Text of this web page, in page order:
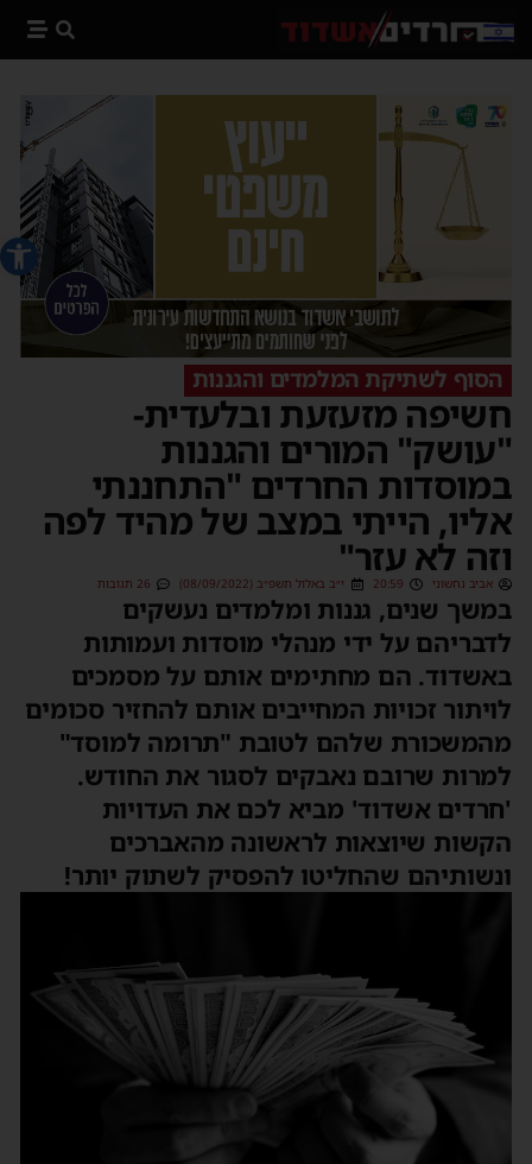
פתח
הסוף לשתיקת המלמדים והגננות
חשיפה מזעזעת ובלעדית-
"עושק" המורים והגננות
במוסדות החרדים "התחננתי
אליו, הייתי במצב של מהיד לפה
וזה לא עזר"
אביב נחשוני 20:59 י״ב באלול תשפ״ב (08/09/2022) 26 תגובות
במשך שנים, גננות ומלמדים נעשקים
לדבריהם על ידי מנהלי מוסדות ועמותות
באשדוד. הם מחתימים אותם על מסמכים
לויתור זכויות המחייבים אותם להחזיר סכומים
מהמשכורת שלהם לטובת "תרומה למוסד"
למרות שרובם נאבקים לסגור את החודש.
'חרדים אשדוד' מביא לכם את העדויות
הקשות שיוצאות לראשונה מהאברכים
ונשותיהם שהחליטו להפסיק לשתוק יותר!